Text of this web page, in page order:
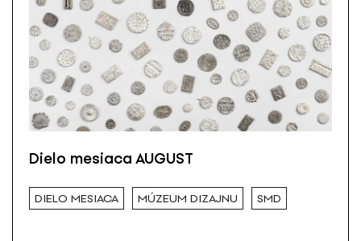
Dielo mesiaca AUGUST
DIELO MESIACA MÚZEUM DIZAJNU SMD